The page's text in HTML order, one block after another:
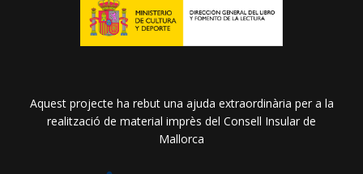
Aquest projecte ha rebut una ajuda extraordinària per a la
realització de material imprès del Consell Insular de
Mallorca